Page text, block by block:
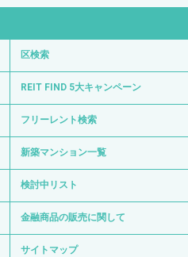
区検索
REIT FIND 5大キャンペーン
フリーレント検索
新築マンション一覧
検討中リスト
金融商品の販売に関して
サイトマップ